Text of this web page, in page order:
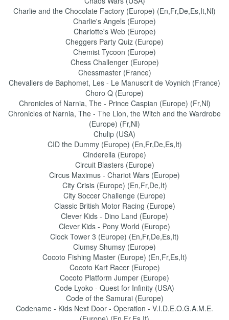
Charlie and the Chocolate Factory (Europe) (En,Fr,De,Es,It,Nl)
Charlie's Angels (Europe)
Charlotte's Web (Europe)
Cheggers Party Quiz (Europe)
Chemist Tycoon (Europe)
Chess Challenger (Europe)
Chessmaster (France)
Chevaliers de Baphomet, Les - Le Manuscrit de Voynich (France)
Choro Q (Europe)
Chronicles of Narnia, The - Prince Caspian (Europe) (Fr,Nl)
Chronicles of Narnia, The - The Lion, the Witch and the Wardrobe
(Europe) (Fr,Nl)
Chulip (USA)
CID the Dummy (Europe) (En,Fr,De,Es,It)
Cinderella (Europe)
Circuit Blasters (Europe)
Circus Maximus - Chariot Wars (Europe)
City Crisis (Europe) (En,Fr,De,It)
City Soccer Challenge (Europe)
Classic British Motor Racing (Europe)
Clever Kids - Dino Land (Europe)
Clever Kids - Pony World (Europe)
Clock Tower 3 (Europe) (En,Fr,De,Es,It)
Clumsy Shumsy (Europe)
Cocoto Fishing Master (Europe) (En,Fr,Es,It)
Cocoto Kart Racer (Europe)
Cocoto Platform Jumper (Europe)
Code Lyoko - Quest for Infinity (USA)
Code of the Samurai (Europe)
Codename - Kids Next Door - Operation - V.I.D.E.O.G.A.M.E.